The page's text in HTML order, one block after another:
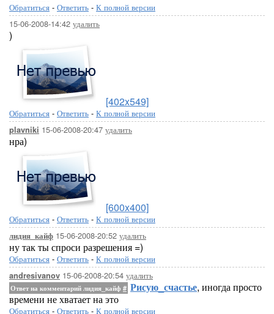
Обратиться - Ответить - К полной версии
15-06-2008-14:42 удалить
)
[402x549]
Обратиться - Ответить - К полной версии
plavniki 15-06-2008-20:47 удалить
нра)
[600x400]
Обратиться - Ответить - К полной версии
лидия_кайф 15-06-2008-20:52 удалить
ну так ты спроси разрешения =)
Обратиться - Ответить - К полной версии
andresivanov 15-06-2008-20:54 удалить
Ответ на комментарий лидия_кайф # Рисую_счастье, иногда просто
времени не хватает на это
Обратиться - Ответить - К полной версии